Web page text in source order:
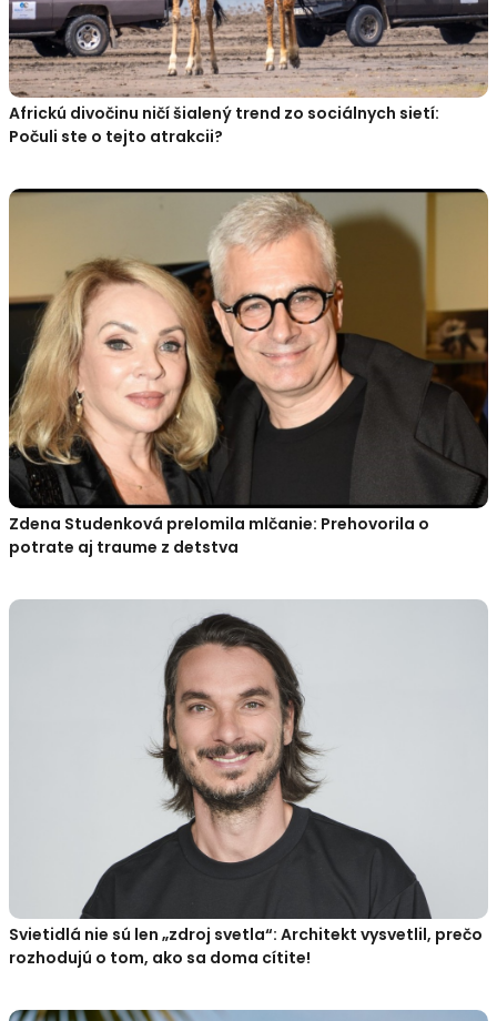
Africkú divočinu ničí šialený trend zo sociálnych sietí:
Počuli ste o tejto atrakcii?
Zdena Studenková prelomila mlčanie: Prehovorila o
potrate aj traume z detstva
Svietidlá nie sú len „zdroj svetla“: Architekt vysvetlil, prečo
rozhodujú o tom, ako sa doma cítite!